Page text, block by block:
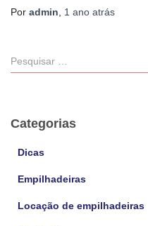
Por admin 1 ano atrás
P
e
u
Categorias
Dicas
Empilhadeiras
Locação de empilhadeiras